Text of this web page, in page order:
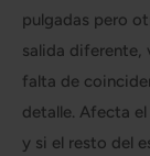
pulgadas pero
salida diferente,
falta de
detalle. Afecta
y si el resto del